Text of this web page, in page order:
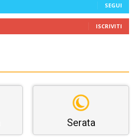
SEGUI
ISCRIVITI
Serata